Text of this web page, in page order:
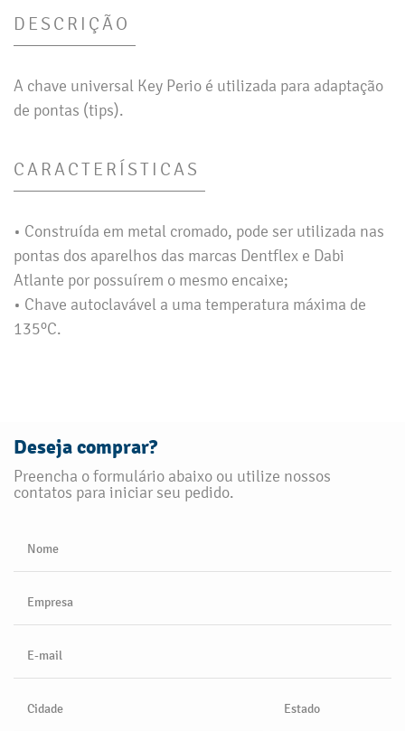
DESCRIÇÃO
A chave universal Key Perio é utilizada para adaptação
de pontas (tips).
CARACTERÍSTICAS
• Construída em metal cromado, pode ser utilizada nas
pontas dos aparelhos das marcas Dentflex e Dabi
Atlante por possuírem o mesmo encaixe;
• Chave autoclavável a uma temperatura máxima de
135ºC.
Deseja comprar?
Preencha o formulário abaixo ou utilize nossos
contatos para iniciar seu pedido.
Nome
Empresa
E-mail
Cidade Estado